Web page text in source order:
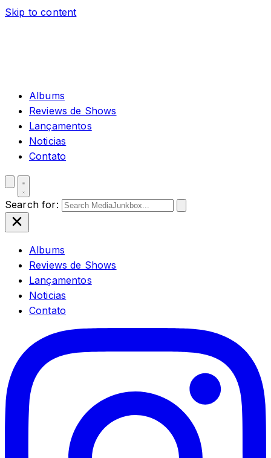
Skip to content
Albums
Reviews de Shows
Lançamentos
Noticias
Contato
Search for:
Albums
Reviews de Shows
Lançamentos
Noticias
Contato